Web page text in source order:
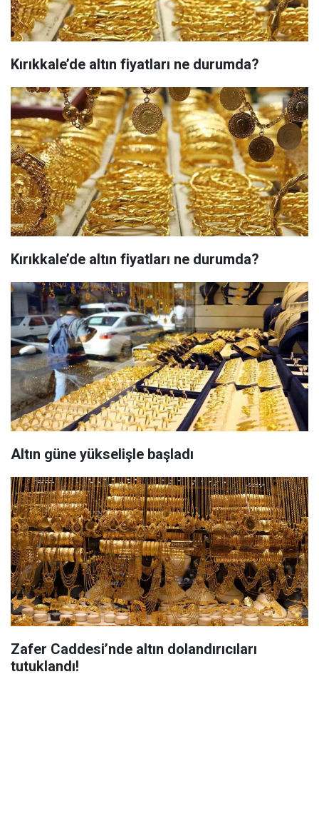
Kırıkkale’de altın fiyatları ne durumda?
Kırıkkale’de altın fiyatları ne durumda?
Altın güne yükselişle başladı
Zafer Caddesi’nde altın dolandırıcıları
tutuklandı!